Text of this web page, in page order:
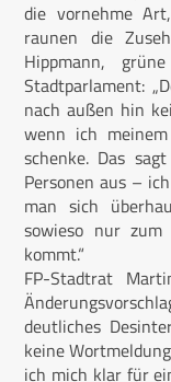
die vornehme
raunen die
Hippmann,
Stadtparlament:
nach außen hin
wenn ich
schenke. Das
Personen aus –
man sich
sowieso nur zum
kommt.“
FP-Stadtrat
deutliches
keine
ich mich klar für